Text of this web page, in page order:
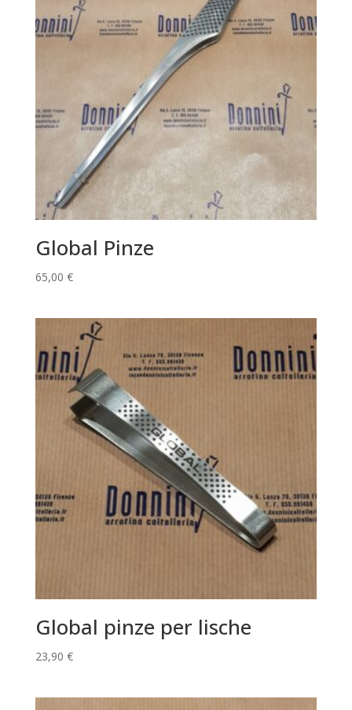
Global Pinze
65,00 €
Global pinze per lische
23,90 €